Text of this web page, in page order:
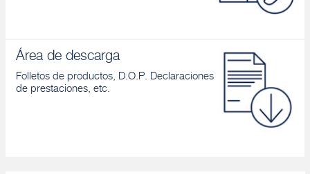
Área de descarga
Folletos de productos, D.O.P. Declaraciones
de prestaciones, etc.